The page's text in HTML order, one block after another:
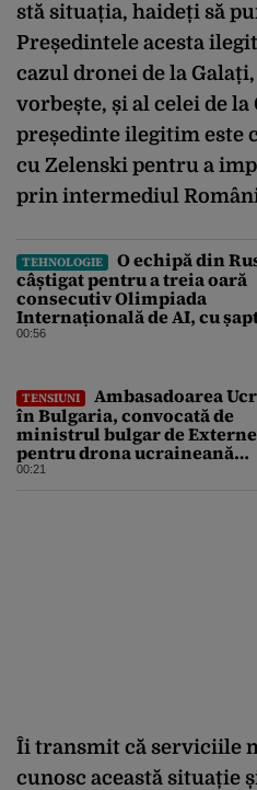
stă situația, haideți să
Președintele acesta
cazul dronei de la
vorbește, și al celei de
președinte ilegitim este
cu Zelenski pentru a
prin intermediul
TEHNOLOGIE
O echipă din
câștigat pentru a treia oară
consecutiv Olimpiada
Internațională de AI, cu
medalii din aur și una de
00:56
TENSIUNI
Ambasadoarea
în Bulgaria, convocată de
ministrul bulgar de Externe
pentru drona ucraineană
prăbușită în apropierea
00:21
Îi transmit că serviciile
cunosc această situație